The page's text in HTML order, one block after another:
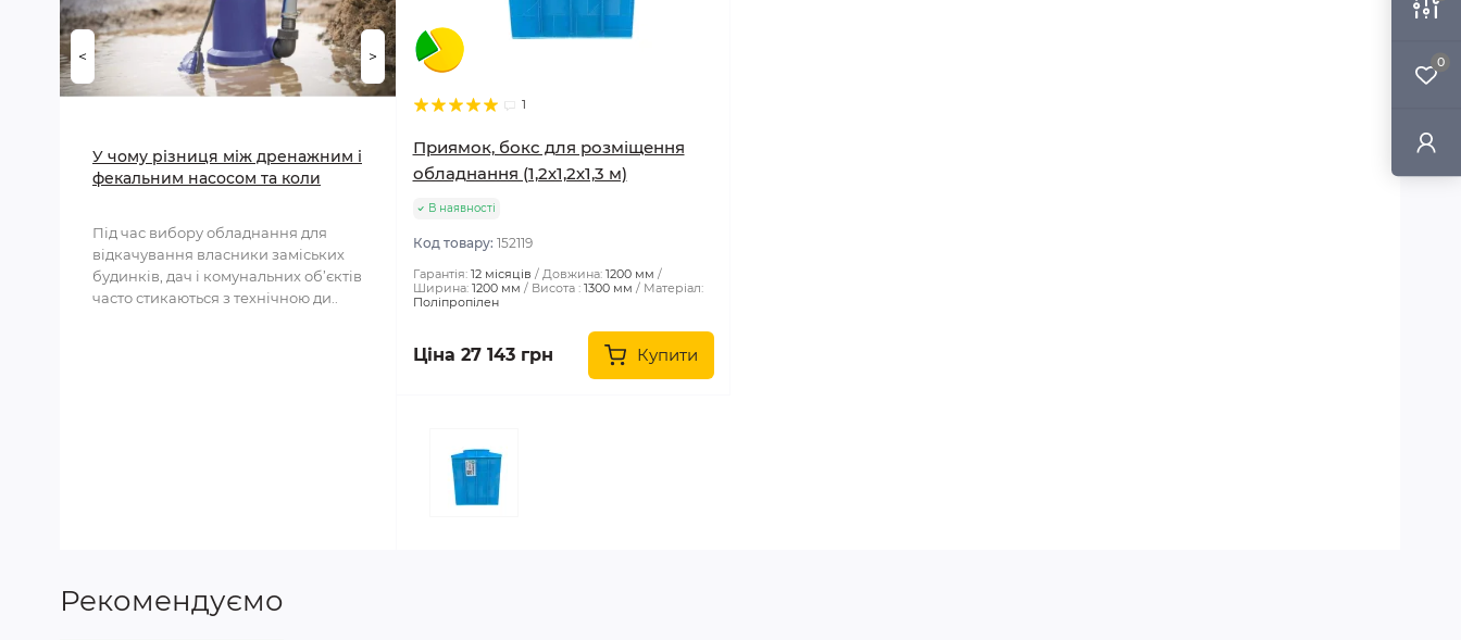
0
У чому різниця між дренажним і
фекальним насосом та коли
Під час вибору обладнання для
відкачування власники заміських
будинків, дач і комунальних об’єктів
часто стикаються з технічною ди..
< >
1
Приямок, бокс для розміщення
обладнання (1,2х1,2х1,3 м)
В наявності
Код товару: 152119
Гарантія: 12 місяців Довжина: 1200 мм
Ширина: 1200 мм Висота : 1300 мм
Матеріал:
Поліпропілен
Ціна 27 143 грн Купити
Рекомендуємо